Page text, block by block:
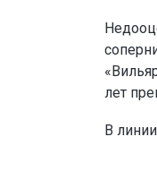
лет
В линии